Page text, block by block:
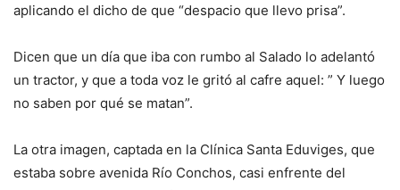
aplicando el dicho de que “despacio que llevo prisa”.
Dicen que un día que iba con rumbo al Salado lo adelantó
un tractor, y que a toda voz le gritó al cafre aquel: ” Y luego
no saben por qué se matan”.
La otra imagen, captada en la Clínica Santa Eduviges, que
estaba sobre avenida Río Conchos, casi enfrente del